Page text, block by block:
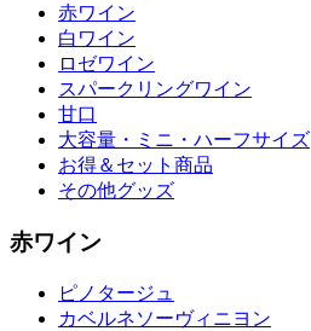
赤ワイン
白ワイン
ロゼワイン
スパークリングワイン
甘口
大容量・ミニ・ハーフサイズ
お得＆セット商品
その他グッズ
赤ワイン
ピノタージュ
カベルネソーヴィニヨン